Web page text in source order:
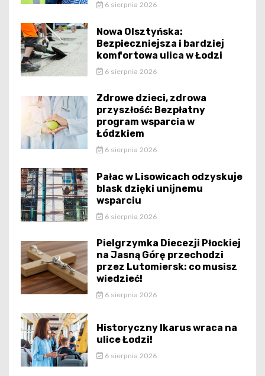
6 sierpnia 2026
Nowa Olsztyńska:
Bezpieczniejsza i bardziej
komfortowa ulica w Łodzi
6 sierpnia 2026
Zdrowe dzieci, zdrowa
przyszłość: Bezpłatny
program wsparcia w
Łódzkiem
6 sierpnia 2026
Pałac w Lisowicach odzyskuje
blask dzięki unijnemu
wsparciu
6 sierpnia 2026
Pielgrzymka Diecezji Płockiej
na Jasną Górę przechodzi
przez Lutomiersk: co musisz
wiedzieć!
6 sierpnia 2026
Historyczny Ikarus wraca na
ulice Łodzi!
6 sierpnia 2026